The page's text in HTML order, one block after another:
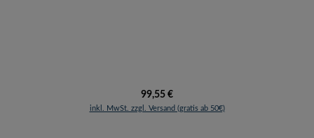
Regulärer Preis:
99,55 €
inkl. MwSt. zzgl. Versand (gratis ab 50€)